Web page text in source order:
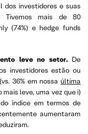
dos investidores e suas
Tivemos mais de 80
(74%) e hedge funds
leve no setor. De
investidores estão ou
36% em nossa última
leve, uma vez que i)
índice em termos de
aumentaram